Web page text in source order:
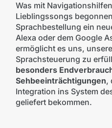
Was mit
Lieblingssongs
Sprachbestellung ein
Alexa oder dem Google
ermöglicht es uns,
Sprachsteuerung zu
besonders
Sehbeeinträchtigungen,
Integration ins System
geliefert bekommen.